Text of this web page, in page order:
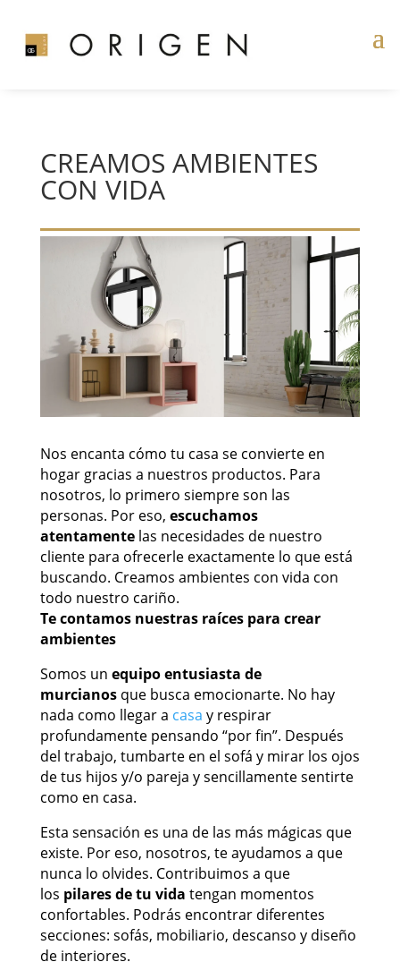
CREAMOS AMBIENTES
CON VIDA
Nos encanta cómo tu casa se convierte en
hogar gracias a nuestros productos. Para
nosotros, lo primero siempre son las
personas. Por eso, escuchamos
atentamentelas necesidades de nuestro
cliente para ofrecerle exactamente lo que está
buscando. Creamos ambientes con vida con
todo nuestro cariño.
Te contamos nuestras raíces para crear
ambientes
Somos un equipo entusiasta de
murcianos que busca emocionarte. No hay
nada como llegar a casa y respirar
profundamente pensando “por fin”. Después
del trabajo, tumbarte en el sofá y mirar los ojos
de tus hijos y/o pareja y sencillamente sentirte
como en casa.
Esta sensación es una de las más mágicas que
existe. Por eso, nosotros, te ayudamos a que
nunca lo olvides. Contribuimos a que
los pilares de tu vida tengan momentos
confortables. Podrás encontrar diferentes
secciones: sofás, mobiliario, descanso y diseño
de interiores.